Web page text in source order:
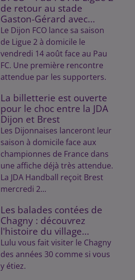
de retour au stade
Gaston-Gérard avec...
Le Dijon FCO lance sa saison
de Ligue 2 à domicile le
vendredi 14 août face au Pau
FC. Une première rencontre
attendue par les supporters.
La billetterie est ouverte
pour le choc entre la JDA
Dijon et Brest
Les Dijonnaises lanceront leur
saison à domicile face aux
championnes de France dans
une affiche déjà très attendue.
La JDA Handball reçoit Brest
mercredi 2...
Les balades contées de
Chagny : découvrez
l'histoire du village...
Lulu vous fait visiter le Chagny
des années 30 comme si vous
y étiez.